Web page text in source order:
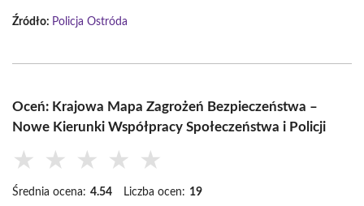
Źródło: Policja Ostróda
Oceń: Krajowa Mapa Zagrożeń Bezpieczeństwa –
Nowe Kierunki Współpracy Społeczeństwa i Policji
★ ★ ★ ★ ★
Średnia ocena: 4.54 Liczba ocen: 19